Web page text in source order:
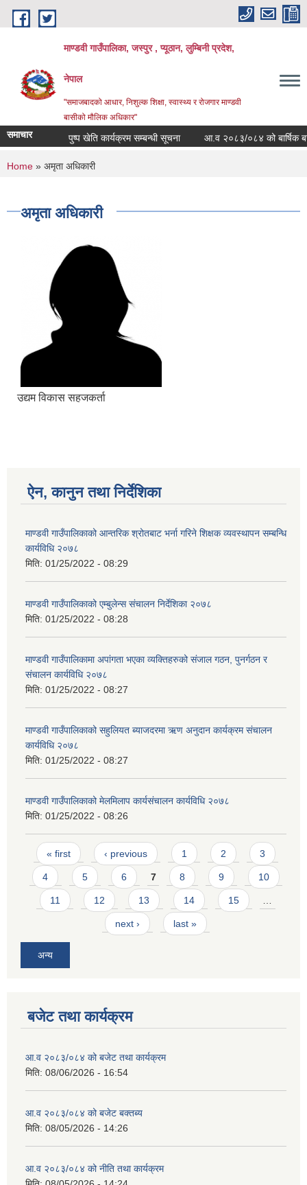
Skip to main content
माण्डवी गाउँपालिका, जस्पुर , प्यूठान, लुम्बिनी प्रदेश,
नेपाल
"समाजबादको आधार, निशुल्क शिक्षा, स्वास्थ्य र रोजगार माण्डवी
बासीको मौलिक अधिकार"
समाचार पुष्प खेति कार्यक्रम सम्बन्धी सूचना आ.व २०८३/०८४ को बार्षिक बजेट
You are here
Home » अमृता अधिकारी
अमृता अधिकारी
उद्यम विकास सहजकर्ता
ऐन, कानुन तथा निर्देशिका
माण्डवी गाउँपालिकाको आन्तरिक श्रोतबाट भर्ना गरिने शिक्षक व्यवस्थापन सम्बन्धि
कार्यविधि २०७८
मिति: 01/25/2022 - 08:29
माण्डवी गाउँपालिकाको एम्बुलेन्स संचालन निर्देशिका २०७८
मिति: 01/25/2022 - 08:28
माण्डवी गाउँपालिकामा अपांगता भएका व्यक्तिहरुको संजाल गठन, पुनर्गठन र
संचालन कार्यविधि २०७८
मिति: 01/25/2022 - 08:27
माण्डवी गाउँपालिकाको सहुलियत ब्याजदरमा ऋण अनुदान कार्यक्रम संचालन
कार्यविधि २०७८
मिति: 01/25/2022 - 08:27
माण्डवी गाउँपालिकाको मेलमिलाप कार्यसंचालन कार्यविधि २०७८
मिति: 01/25/2022 - 08:26
Pages
« first ‹ previous 1 2 3
4 5 6 7 8 9 10
11 12 13 14 15
next › last »
अन्य
बजेट तथा कार्यक्रम
आ.व २०८३/०८४ को बजेट तथा कार्यक्रम
मिति: 08/06/2026 - 16:54
आ.व २०८३/०८४ को बजेट बक्तब्य
मिति: 08/05/2026 - 14:26
आ.व २०८३/०८४ को नीति तथा कार्यक्रम